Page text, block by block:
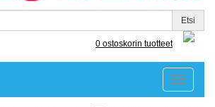
Etsi
0 ostoskorin tuotteet
Toggle